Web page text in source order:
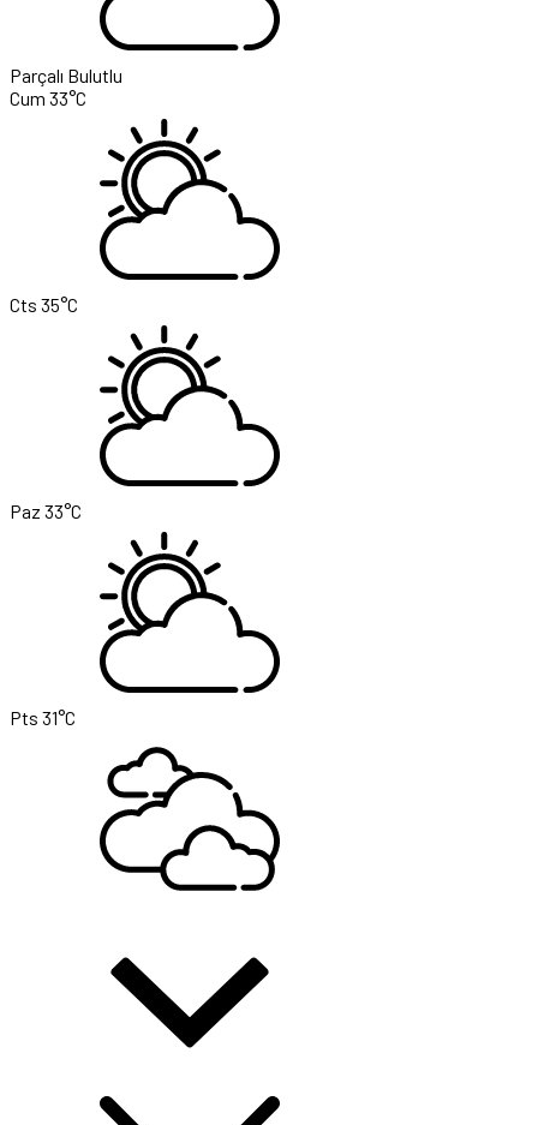
Parçalı Bulutlu
Cum 33°C
Cts 35°C
Paz 33°C
Pts 31°C